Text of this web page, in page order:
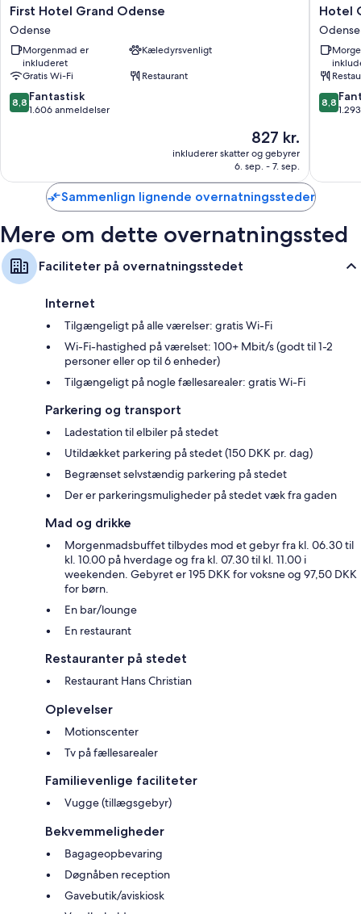
First
Hotel
Grand
Odense
Odense
First Hotel Grand Odense
Odense
Morgenmad er
inkluderet
Kæledyrsvenligt
Gratis Wi-Fi
Restaurant
8.8
ud
anmeldelser
8,8 Fantastisk
1.606 anmeldelser
Prisen
er
827 kr.
827 kr.
inkluderer skatter og gebyrer
6. sep. - 7. sep.
Hotel
Odeon
Odense
Hotel
Odense
8.8
ud
8,8
Sammenlign lignende overnatningssteder
Mere om dette overnatningssted
Faciliteter på overnatningsstedet
Internet
Tilgængeligt på alle værelser: gratis Wi-Fi
Wi-Fi-hastighed på værelset: 100+ Mbit/s (godt til 1-2
personer eller op til 6 enheder)
Tilgængeligt på nogle fællesarealer: gratis Wi-Fi
Parkering og transport
Ladestation til elbiler på stedet
Utildækket parkering på stedet (150 DKK pr. dag)
Begrænset selvstændig parkering på stedet
Der er parkeringsmuligheder på stedet væk fra gaden
Mad og drikke
Morgenmadsbuffet tilbydes mod et gebyr fra kl. 06.30 til
kl. 10.00 på hverdage og fra kl. 07.30 til kl. 11.00 i
weekenden. Gebyret er 195 DKK for voksne og 97,50 DKK
for børn.
En bar/lounge
En restaurant
Restauranter på stedet
Restaurant Hans Christian
Oplevelser
Motionscenter
Tv på fællesarealer
Familievenlige faciliteter
Vugge (tillægsgebyr)
Bekvemmeligheder
Bagageopbevaring
Døgnåben reception
Gavebutik/aviskiosk